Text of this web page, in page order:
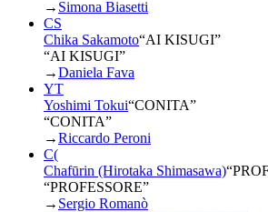
→ Simona Biasetti
CS
Chika Sakamoto“AI KISUGI”
“AI KISUGI”
→Daniela Fava
YT
Yoshimi Tokui“CONITA”
“CONITA”
→Riccardo Peroni
C(
Chafūrin (Hirotaka Shimasawa)“
“PROFESSORE”
→ Sergio Romanò